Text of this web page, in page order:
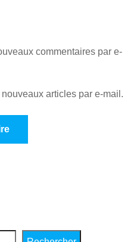
commentaires par e-
articles par e-mail.